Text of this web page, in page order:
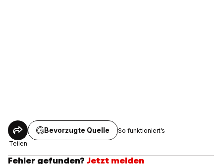
Teilen
Bevorzugte Quelle So funktioniert’s
Fehler gefunden? Jetzt melden